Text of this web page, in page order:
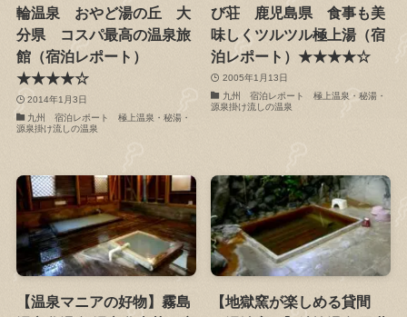
輪温泉 おやど湯の丘 大
分県 コスパ最高の温泉旅
館（宿泊レポート）
★★★★☆
2014年1月3日
九州 宿泊レポート 極上温泉・秘湯・
源泉掛け流しの温泉
び荘 鹿児島県 食事も美
味しくツルツル極上湯（宿
泊レポート）★★★★☆
2005年1月13日
九州 宿泊レポート 極上温泉・秘湯・
源泉掛け流しの温泉
【温泉マニアの好物】霧島
【地獄窯が楽しめる貸間